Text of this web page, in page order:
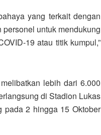
yang terkait dengan
untuk mendukung
19 atau titik kumpul,”
lebih dari 6.000
di Stadion Lukas
pada 2 hingga 15 Oktober